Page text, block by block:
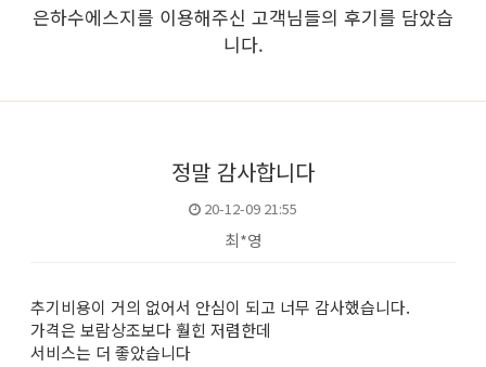
은하수에스지를 이용해주신 고객님들의 후기를 담았습
니다.
정말 감사합니다
20-12-09 21:55
최*영
본문
추기비용이 거의 없어서 안심이 되고 너무 감사했습니다.
가격은 보람상조보다 훨힌 저렴한데
서비스는 더 좋았습니다